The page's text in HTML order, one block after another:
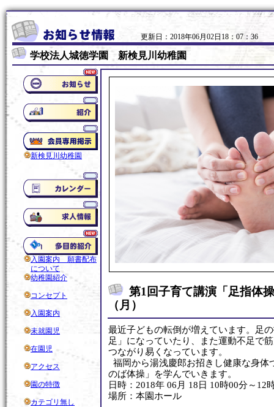
更新日：2018年06月02日18：07：36
学校法人城徳学園 新検見川幼稚園
新検見川幼稚園
入園案内 願書配布
について
幼稚園紹介
コンセプト
入園案内
未就園児
在園児
アクセス
園の特徴
カテゴリ無し
第1回子育て講演「足指体
（月）
最近子どもの転倒が増えています。足
足」になっていたり、また運動不足で
つながり易くなっています。
福岡から湯浅慶郎お招きし健康な身体
のば体操」を学んでいきます。
日時：2018年 06月 18日 10時00分～12
場所：本園ホール